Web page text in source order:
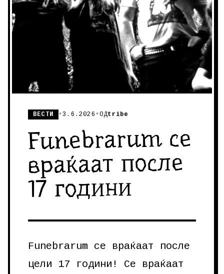
ВЕСТИ •3.6.2026 •ОДtribe
Funebrarum се
враќаат после
17 години
Funebrarum се враќаат после
цели 17 години! Се враќаат